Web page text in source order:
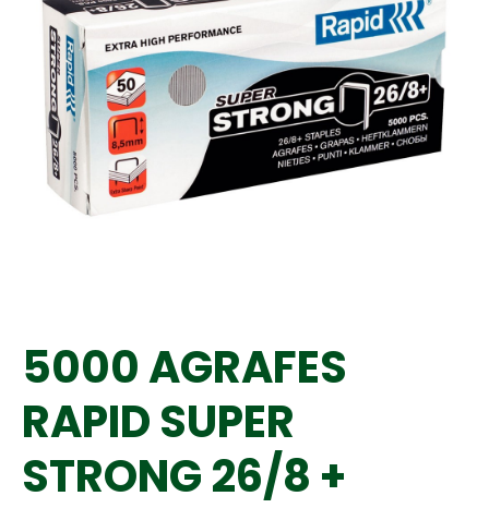
5000 AGRAFES
RAPID SUPER
STRONG 26/8 +